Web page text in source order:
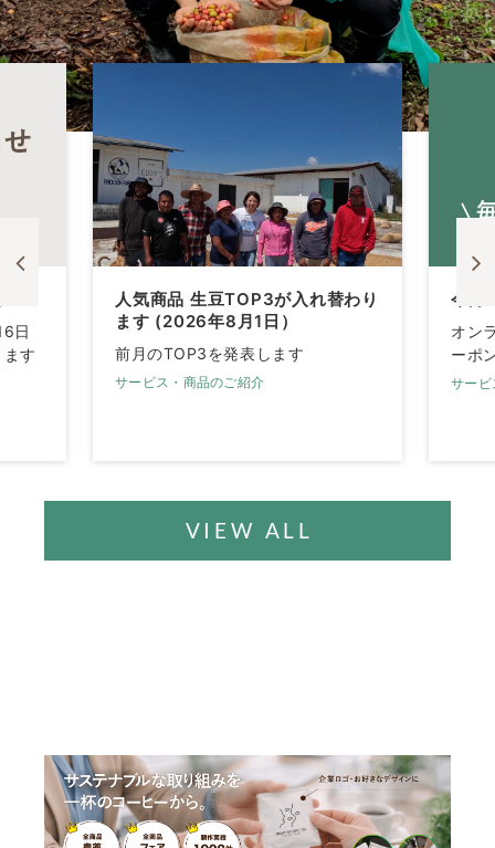
日
す
人気商品 生豆TOP3が入れ替わり
ます (2026年8月1日）
前月のTOP3を発表します
サービス・商品のご紹介
今月
オン
ーポ
サービ
VIEW ALL